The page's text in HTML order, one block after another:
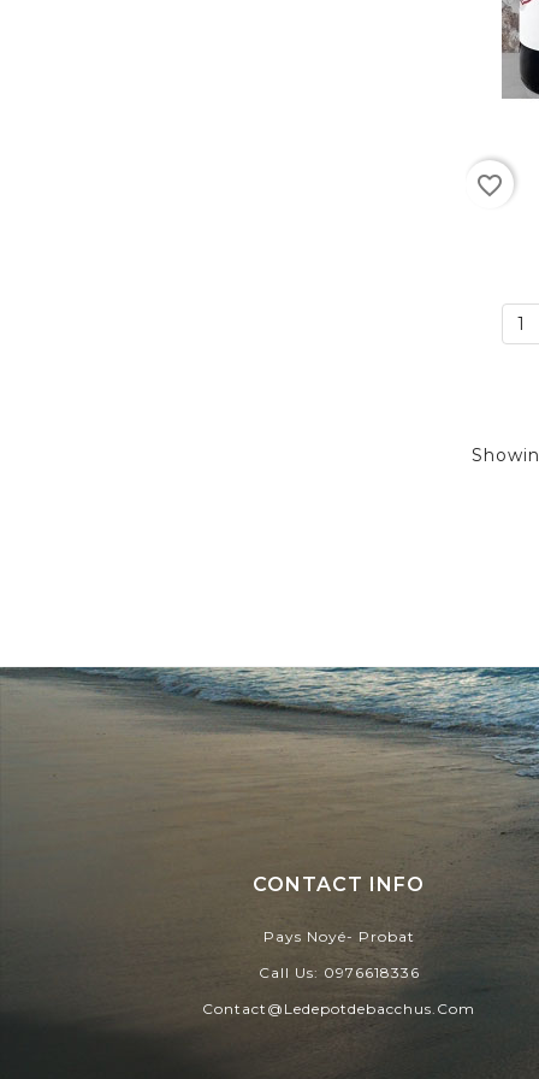
favorite_border
CONTACT INFO
Pays Noyé- Probat
Call Us: 0976618336
Contact@ledepotdebacchus.com